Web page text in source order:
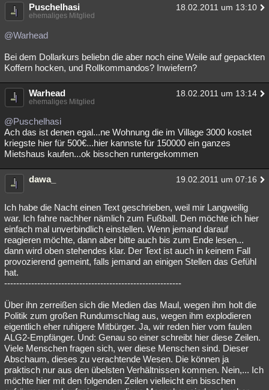
Puschelhasi 18.02.2011 um 13:10
ehemaliges Mitglied
@Warhead
Bei dem Dollarkurs beliebn die aber noch eine Weile auf gepackten
Koffern hocken, und Rollkommandos? Inwiefern?
Warhead 18.02.2011 um 13:14
ehemaliges Mitglied
@Puschelhasi
Ach das ist denen egal...ne Wohnung die im Village 3000 kostet
kriegste hier für 500€...hier kannste für 150000 ein ganzes
Mietshaus kaufen...ok bisschen runtergekommen
dawa_ 19.02.2011 um 07:16
Ich habe die Nacht einen Text geschrieben, weil mir Langweilig
war. Ich fahre nachher nämlich zum Fußball. Den möchte ich hier
einfach mal unverbindlich einstellen. Wenn jemand darauf
reagieren möchte, dann aber bitte auch bis zum Ende lesen...
dann wird oben stehendes klar. Der Text ist auch in keinem Fall
provozierend gemeint, falls jemand an einigen Stellen das Gefühl
hat.
-----------------------------------------------------------
Über ihn zerreißen sich die Medien das Maul, wegen ihm holt die
Politik zum großen Rundumschlag aus, wegen ihm explodieren
eigentlich eher ruhigere Mitbürger. Ja, wir reden hier vom faulen
ALG2-Empfänger. Und: Genau so einer schreibt hier diese Zeilen.
Viele Menschen fragen sich, wer diese Menschen sind. Dieser
Abschaum, dieses zu verachtende Wesen. Die können ja
praktisch nur aus den übelsten Verhältnissen kommen. Nein,... Ich
möchte hier mit den folgenden Zeilen vielleicht ein bisschen